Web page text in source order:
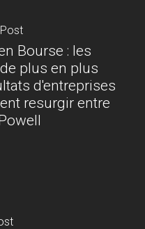
Bourse : les
plus en plus
d'entreprises
resurgir entre